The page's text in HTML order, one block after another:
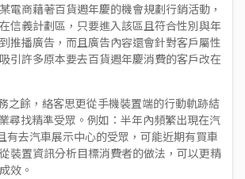
電商藉著百貨週年慶的機會規劃行銷活動，
信義計劃區，只要進入該區且符合性別與年
推播廣告，而且廣告內容還會針對客戶屬性
引許多原本要去百貨週年慶消費的客戶改在
之餘，絡客思更從手機裝置端的行動軌跡結
尋找精準受眾。例如：半年內頻繁出現在汽
有去汽車展示中心的受眾，可能近期有買車
裝置資訊分析目標消費者的做法，可以更精
效。